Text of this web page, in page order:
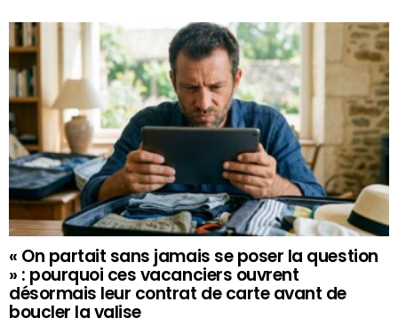
« On partait sans jamais se poser la question
» : pourquoi ces vacanciers ouvrent
désormais leur contrat de carte avant de
boucler la valise